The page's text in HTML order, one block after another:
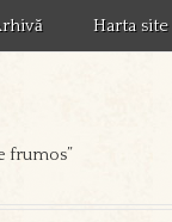
Harta site
frumos”